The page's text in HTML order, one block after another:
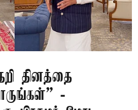
தினத்தை
-